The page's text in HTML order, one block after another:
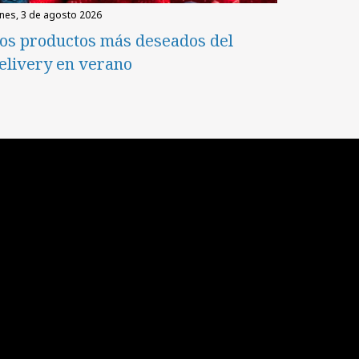
3 de agosto 2026
productos más deseados del
en verano